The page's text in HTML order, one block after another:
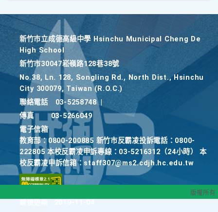
新竹巿立成德高級中學 Hsinchu Municipal Cheng De
High School
新竹巿30047崧嶺路128巷38號
No.38, Ln. 128, Songling Rd., North Dist., Hsinchu
City 300079, Taiwan (R.O.C.)
聯絡電話
03-5258748
傳真
03-5266049
電子信箱
教育部：0800-200885 新竹市反霸凌投訴電話：0800-
222805 本校反霸凌申訴專線：03-5216312（24小時） 本
校反霸凌申訴信箱：staff307@ms2.cdjh.hc.edu.tw
版權所有